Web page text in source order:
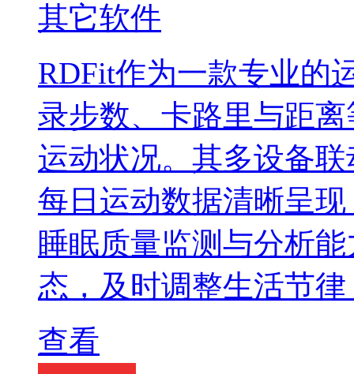
其它软件
RDFit作为一款专业的
录步数、卡路里与距
运动状况。其多设备
每日运动数据清晰呈
睡眠质量监测与分析
态，及时调整生活节
查看